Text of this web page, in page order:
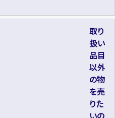
取り
扱い
品目
以外
の物
を売
りた
いの